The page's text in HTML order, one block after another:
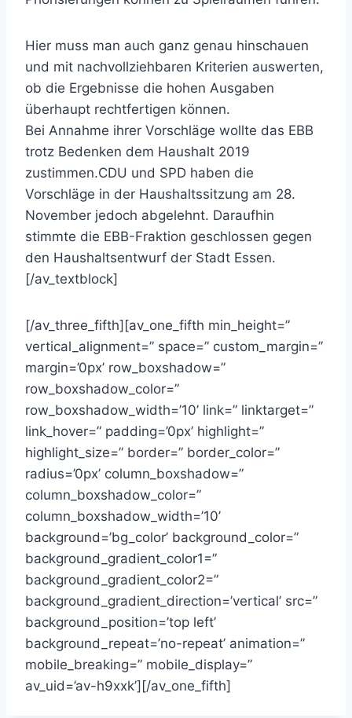
Hier muss man auch ganz genau hinschauen
und mit nachvollziehbaren Kriterien auswerten,
ob die Ergebnisse die hohen Ausgaben
überhaupt rechtfertigen können.
Bei Annahme ihrer Vorschläge wollte das EBB
trotz Bedenken dem Haushalt 2019
zustimmen.CDU und SPD haben die
Vorschläge in der Haushaltssitzung am 28.
November jedoch abgelehnt. Daraufhin
stimmte die EBB-Fraktion geschlossen gegen
den Haushaltsentwurf der Stadt Essen.
[/av_textblock]
[/av_three_fifth][av_one_fifth min_height=”
vertical_alignment=” space=” custom_margin=”
margin=’0px’ row_boxshadow=”
row_boxshadow_color=”
row_boxshadow_width=’10’ link=” linktarget=”
link_hover=” padding=’0px’ highlight=”
highlight_size=” border=” border_color=”
radius=’0px’ column_boxshadow=”
column_boxshadow_color=”
column_boxshadow_width=’10’
background=’bg_color’ background_color=”
background_gradient_color1=”
background_gradient_color2=”
background_gradient_direction=’vertical’ src=”
background_position=’top left’
background_repeat=’no-repeat’ animation=”
mobile_breaking=” mobile_display=”
av_uid=’av-h9xxk’][/av_one_fifth]